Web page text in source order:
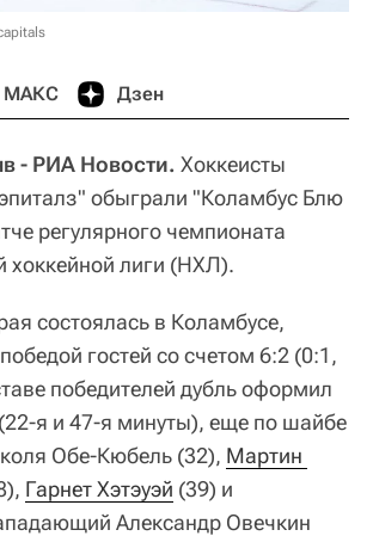
МАКС Дзен
- РИА Новости. Хоккеисты
обыграли "Коламбус Блю
регулярного чемпионата
хоккейной лиги (НХЛ).
состоялась в Коламбусе,
гостей со счетом 6:2 (0:1,
победителей дубль оформил
(22-я и 47-я минуты), еще по шайбе
Обе-Кюбель (32), Мартин
Гарнет Хэтэуэй (39) и
Александр Овечкин